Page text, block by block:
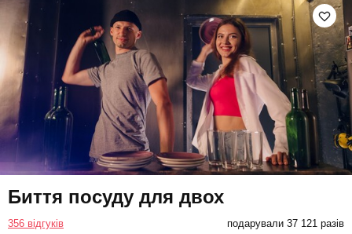
Биття посуду для двох
356 відгуків подарували 37 121 разів